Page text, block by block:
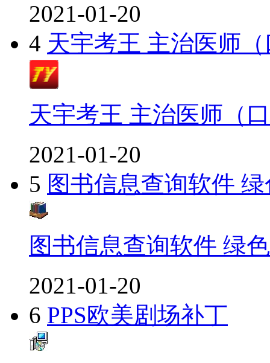
2021-01-20
4 天宇考王 主治医师
天宇考王 主治医师（
2021-01-20
5 图书信息查询软件
图书信息查询软件 绿
2021-01-20
6 PPS欧美剧场补丁